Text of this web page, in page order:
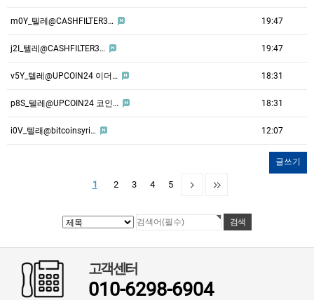
m0Y_텔레@CASHFILTER3… 19:47
j2I_텔레@CASHFILTER3… 19:47
v5Y_텔레@UPCOIN24 이더… 18:31
p8S_텔레@UPCOIN24 코인… 18:31
i0V_텔래@bitcoinsyri… 12:07
글쓰기
1 2 3 4 5
고객센터
010-6298-6904